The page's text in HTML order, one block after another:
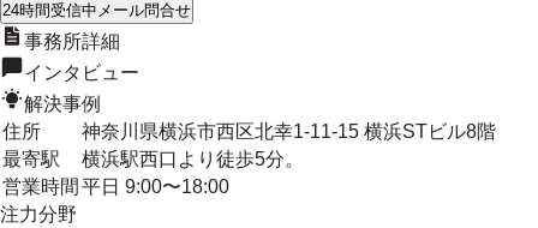
24時間受信中 メール問合せ
事務所詳細
インタビュー
解決事例
住所
神奈川県横浜市西区北幸1-11-15 横浜STビル8階
最寄駅
横浜駅西口より徒歩5分。
営業時間 平日 9:00〜18:00
注力分野